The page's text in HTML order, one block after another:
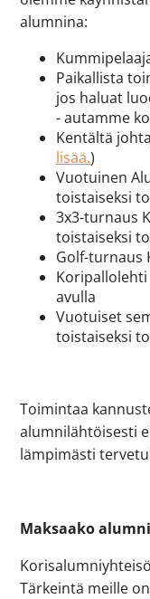
alumnina:
Paikallista
jos haluat
- autamme
Kentältä
lisää.)
Vuotuinen
toistaiseksi
3x3-turnaus
toistaiseksi
Golf-turnaus
avulla
Vuotuiset
toistaiseksi
Toimintaa
alumnilähtöisesti
lämpimästi
Maksaako
Tärkeintä meille